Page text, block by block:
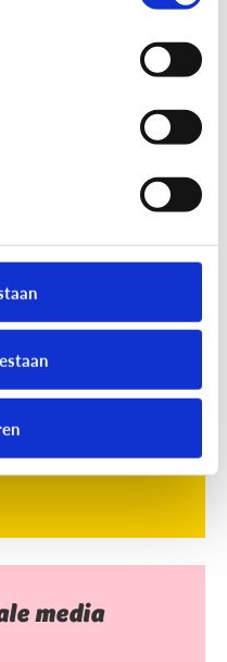
schermtijd
media